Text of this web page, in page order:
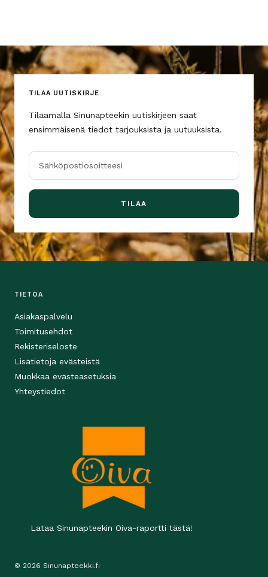
TILAA UUTISKIRJE
Tilaamalla Sinunapteekin uutiskirjeen saat
ensimmäisenä tiedot tarjouksista ja uutuuksista.
Sähköpostiosoitteesi
TILAA
TIETOA
Asiakaspalvelu
Toimitusehdot
Rekisteriseloste
Lisätietoja evästeistä
Muokkaa evästeasetuksia
Yhteystiedot
Lataa Sinunapteekin Oiva-raportti tästä!
© 2026 Sinunapteekki.fi